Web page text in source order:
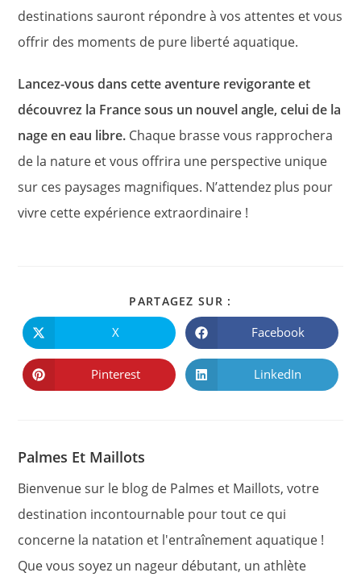
destinations sauront répondre à vos attentes et vous
offrir des moments de pure liberté aquatique.
Lancez-vous dans cette aventure revigorante et
découvrez la France sous un nouvel angle, celui de la
nage en eau libre. Chaque brasse vous rapprochera
de la nature et vous offrira une perspective unique
sur ces paysages magnifiques. N’attendez plus pour
vivre cette expérience extraordinaire !
PARTAGEZ SUR :
Ouvrir
dans
une
autre
fenêtre
X Ouvrir
dans
une
autre
fenêtre
Facebook
Ouvrir
dans
Pinterest Ouvrir
dans
LinkedIn
Palmes Et Maillots
Bienvenue sur le blog de Palmes et Maillots, votre
destination incontournable pour tout ce qui
concerne la natation et l'entraînement aquatique !
Que vous soyez un nageur débutant, un athlète